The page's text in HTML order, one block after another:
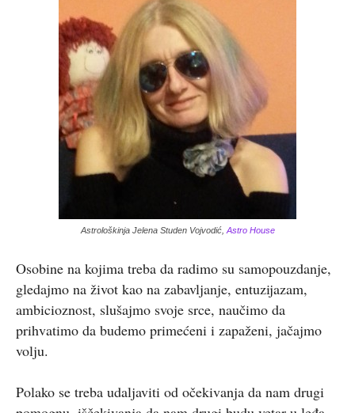
Astrološkinja Jelena Studen Vojvodić, Astro House
Osobine na kojima treba da radimo su samopouzdanje,
gledajmo na život kao na zabavljanje, entuzijazam,
ambicioznost, slušajmo svoje srce, naučimo da
prihvatimo da budemo primećeni i zapaženi, jačajmo
volju.
Polako se treba udaljaviti od očekivanja da nam drugi